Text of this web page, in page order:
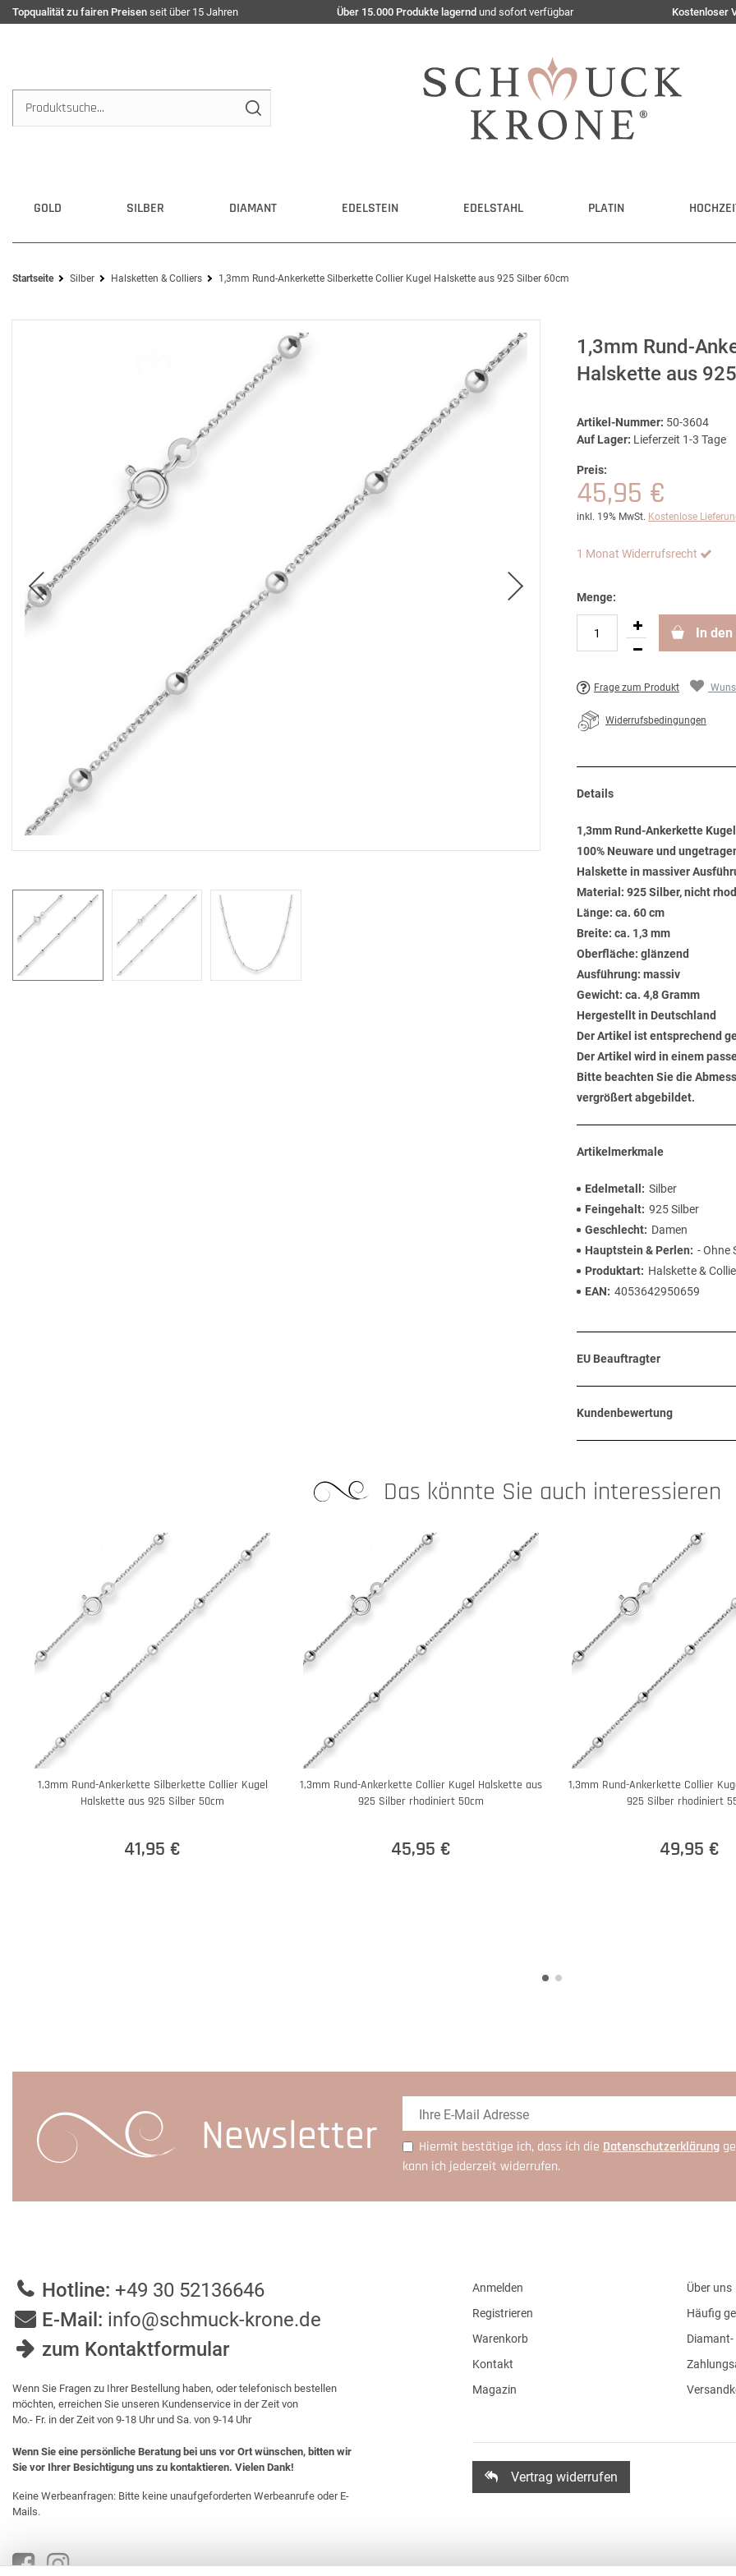
Topqualität zu fairen Preisen seit über 15 Jahren Über 15.000 Produkte lagernd und sofort verfügbar Kostenloser
GOLD SILBER DIAMANT EDELSTEIN EDELSTAHL PLATIN
Startseite Silber Halsketten & Colliers 1,3mm Rund-Ankerkette Silberkette Collier Kugel Halskette aus 925 Silber 60cm
1,3mm Rund-
Halskette aus
Artikel-Nummer: 50-3604
Auf Lager: Lieferzeit 1-3 Tage
Preis:
45,95 €
inkl. 19% MwSt. Kostenlose
1 Monat Widerrufsrecht
Menge:
In
Frage zum Produkt
Widerrufsbedingungen
Details
1,3mm Rund-Ankerkette
100% Neuware und
Halskette in massiver
Material: 925 Silber, nicht
Länge: ca. 60 cm
Breite: ca. 1,3 mm
Oberfläche: glänzend
Ausführung: massiv
Gewicht: ca. 4,8 Gramm
Hergestellt in Deutschland
Der Artikel ist entsprechend
Der Artikel wird in einem
Bitte beachten Sie die
vergrößert abgebildet.
Artikelmerkmale
Edelmetall
Silber
Feingehalt 925 Silber
Geschlecht
Damen
Hauptstein & Perlen
- Ohne
Produktart
Halskette &
EAN
4053642950659
EU Beauftragter
Kundenbewertung
Das könnte Sie auch interessieren
1,3mm Rund-Ankerkette Silberkette Collier Kugel
Halskette aus 925 Silber 50cm
41,95 €
1,3mm Rund-Ankerkette Collier Kugel Halskette aus
925 Silber rhodiniert 50cm
45,95 €
1,3mm Rund-Ankerkette Collier
925 Silber rhodiniert
49,95 €
Newsletter Hiermit bestätige ich, dass ich die Daten­schutz­erklärung
kann ich jederzeit widerrufen.
Hotline: +49 30 52136646
E-Mail: info@schmuck-krone.de
zum Kontaktformular
Wenn Sie Fragen zu Ihrer Bestellung haben, oder telefonisch bestellen
möchten, erreichen Sie unseren Kundenservice in der Zeit von
Mo.- Fr. in der Zeit von 9-18 Uhr und Sa. von 9-14 Uhr
Wenn Sie eine persönliche Beratung bei uns vor Ort wünschen, bitten wir
Sie vor Ihrer Besichtigung uns zu kontaktieren. Vielen Dank!
Keine Werbeanfragen: Bitte keine unaufgeforderten Werbeanrufe oder E-
Mails.
Anmelden
Registrieren
Warenkorb
Kontakt
Magazin
Über uns
Häufig
Vertrag widerrufen